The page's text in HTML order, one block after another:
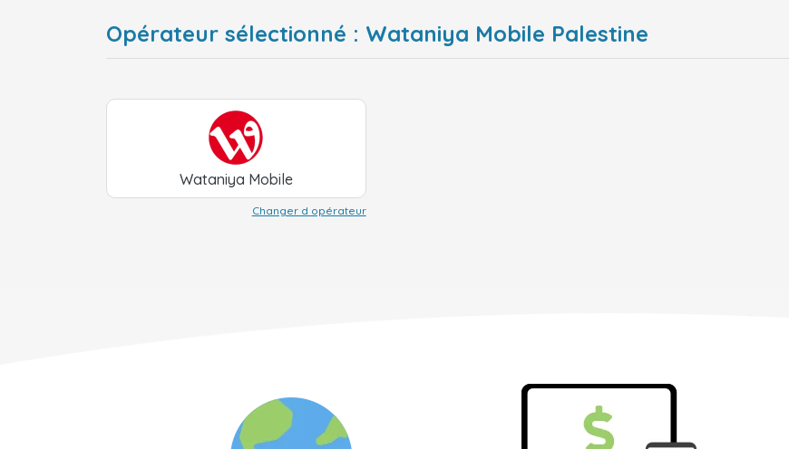
Opérateur sélectionné : Wataniya Mobile Palestine
Wataniya Mobile
Changer d opérateur